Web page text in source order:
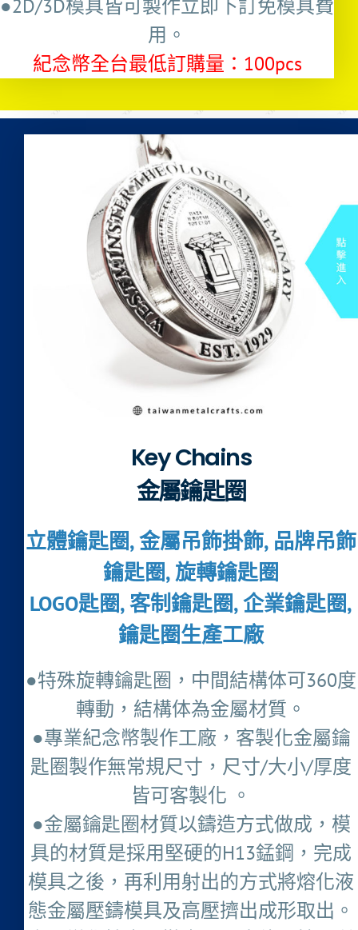
●2D/3D模具皆可製作立即下訂免模具費
用。
紀念幣全台最低訂購量：100pcs
Key Chains
金屬鑰匙圈
立體鑰匙圈, 金屬吊飾掛飾, 品牌吊飾
鑰匙圈, 旋轉鑰匙圈
LOGO匙圈, 客制鑰匙圈, 企業鑰匙圈,
鑰匙圈生產工廠
●特殊旋轉鑰匙圈，中間結構体可360度
轉動，結構体為金屬材質。
●專業紀念幣製作工廠，客製化金屬鑰
匙圈製作無常規尺寸，尺寸/大小/厚度
皆可客製化 。
●金屬鑰匙圈材質以鑄造方式做成，模
具的材質是採用堅硬的H13錳鋼，完成
模具之後，再利用射出的方式將熔化液
態金屬壓鑄模具及高壓擠出成形取出。